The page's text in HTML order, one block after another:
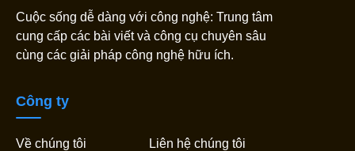
Cuộc sống dễ dàng với công nghệ: Trung tâm
cung cấp các bài viết và công cụ chuyên sâu
cùng các giải pháp công nghệ hữu ích.
Công ty
Về chúng tôi Liên hệ chúng tôi